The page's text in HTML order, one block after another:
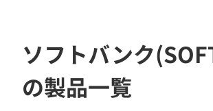
ソフトバンク
の製品一覧